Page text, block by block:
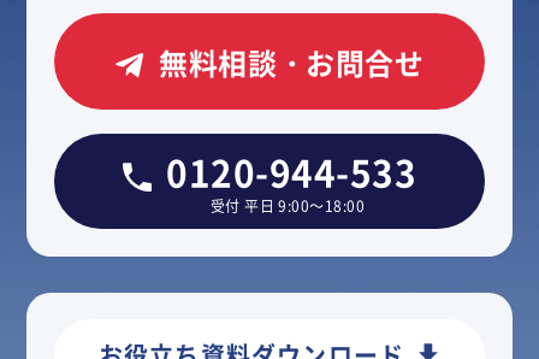
無料相談・お問合せ
0120-944-533
受付 平日 9:00～18:00